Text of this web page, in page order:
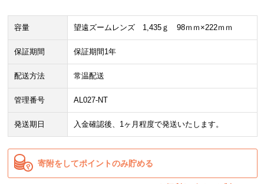
容量 望遠ズームレンズ 1,435ｇ 98ｍｍ×222ｍｍ
保証期間 保証期間1年
配送方法 常温配送
管理番号 AL027-NT
発送期日 入金確認後、1ヶ月程度で発送いたします。
寄附をしてポイントのみ貯める